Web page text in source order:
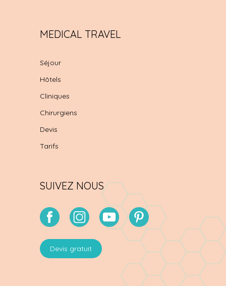
MEDICAL TRAVEL
Séjour
Hôtels
Cliniques
Chirurgiens
Devis
Tarifs
SUIVEZ NOUS
Devis gratuit